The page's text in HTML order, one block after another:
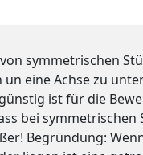
symmetrischen
eine Achse zu
ist für die
bei symmetrischen
Begründung: